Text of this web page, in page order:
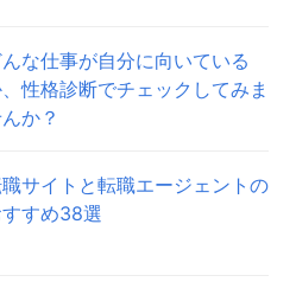
んな仕事が自分に向いている
性格診断でチェックしてみま
か？
サイトと転職エージェントの
すめ38選